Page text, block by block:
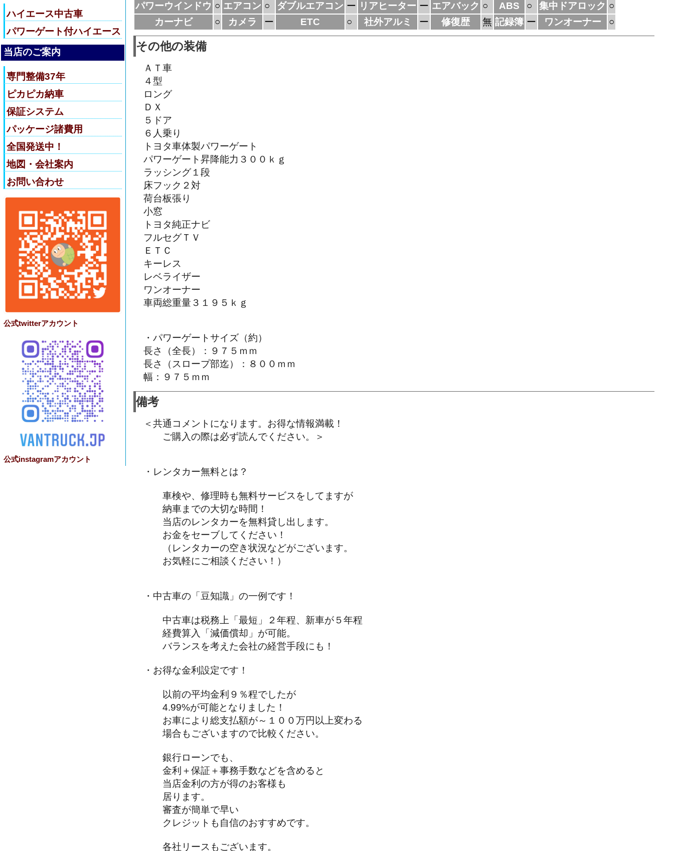
ハイエース中古車
パワーゲート付ハイエース
当店のご案内
専門整備37年
ピカピカ納車
保証システム
パッケージ諸費用
全国発送中！
地図・会社案内
お問い合わせ
公式twitterアカウント
公式instagramアカウント
パワーウインドウ ○ エアコン ○ ダブルエアコン ー リアヒーター ー エアバック ○ ABS ○ 集中ドアロック ○
カーナビ
○ カメラ ー ETC ○ 社外アルミ ー 修復歴 無 記録簿 ー ワンオーナー ○
その他の装備
ＡＴ車
４型
ロング
ＤＸ
５ドア
６人乗り
トヨタ車体製パワーゲート
パワーゲート昇降能力３００ｋｇ
ラッシング１段
床フック２対
荷台板張り
小窓
トヨタ純正ナビ
フルセグＴＶ
ＥＴＣ
キーレス
レベライザー
ワンオーナー
車両総重量３１９５ｋｇ
・パワーゲートサイズ（約）
長さ（全長）：９７５ｍｍ
長さ（スロープ部迄）：８００ｍｍ
幅：９７５ｍｍ
備考
＜共通コメントになります。お得な情報満載！
ご購入の際は必ず読んでください。＞
・レンタカー無料とは？
車検や、修理時も無料サービスをしてますが
納車までの大切な時間！
当店のレンタカーを無料貸し出します。
お金をセーブしてください！
（レンタカーの空き状況などがございます。
お気軽にご相談ください！）
・中古車の「豆知識」の一例です！
中古車は税務上「最短」２年程、新車が５年程
経費算入「減価償却」が可能。
バランスを考えた会社の経営手段にも！
・お得な金利設定です！
以前の平均金利９％程でしたが
4.99%が可能となりました！
お車により総支払額が～１００万円以上変わる
場合もございますので比較ください。
銀行ローンでも、
金利＋保証＋事務手数などを含めると
当店金利の方が得のお客様も
居ります。
審査が簡単で早い
クレジットも自信のおすすめです。
各社リースもございます。